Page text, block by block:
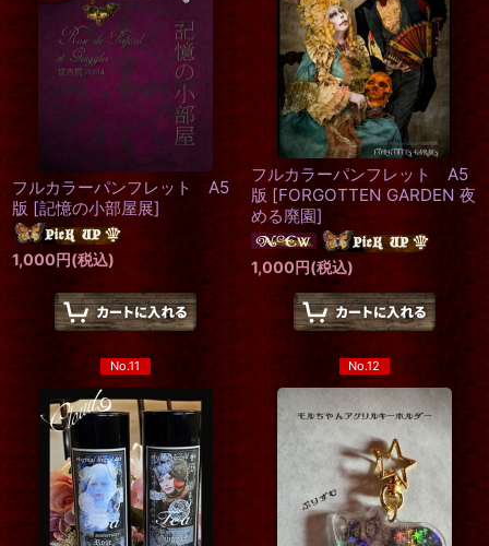
フルカラーパンフレット A5
版 [記憶の小部屋展]
1,000円(税込)
フルカラーパンフレット A5
版 [FORGOTTEN GARDEN 夜
める廃園]
1,000円(税込)
No.11 No.12